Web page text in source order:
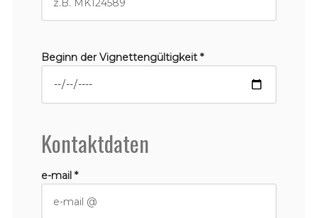
Beginn der Vignettengültigkeit *
Kontaktdaten
e-mail *